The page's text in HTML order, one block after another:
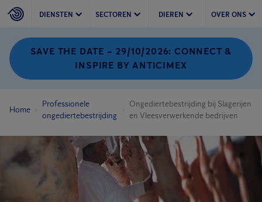
DIENSTEN SECTOREN DIEREN OVER ONS
SAVE THE DATE – 29/10/2026: CONNECT &
INSPIRE BY ANTICIMEX
Home
Professionele
ongediertebestrijding
Ongediertebestrijding bij Slagerijen
en Vleesverwerkende bedrijven